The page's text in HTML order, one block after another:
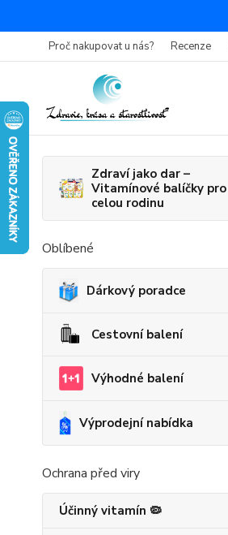
Proč nakupovat u nás? Recenze
Zdraví jako dar –
Vitamínové balíčky pro
celou rodinu
Oblíbené
Dárkový poradce
Cestovní balení
Výhodné balení
Výprodejní nabídka
Ochrana před viry
Účinný vitamín 🦠